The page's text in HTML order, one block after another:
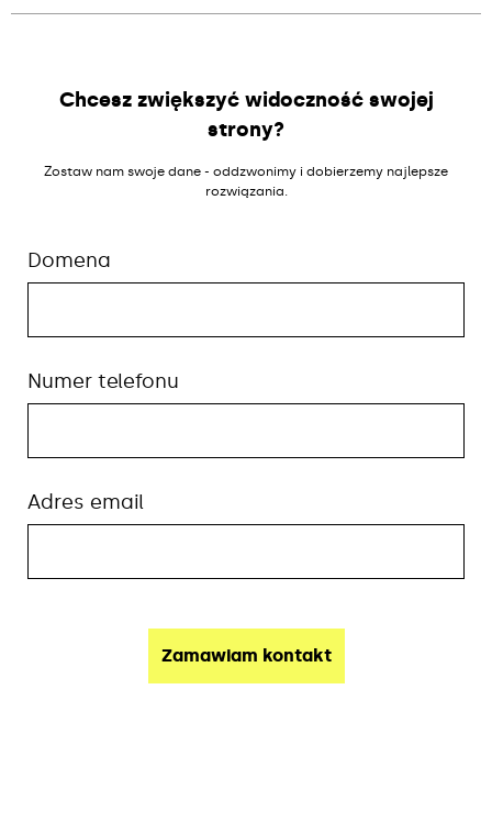
Chcesz zwiększyć widoczność swojej
strony?
Zostaw nam swoje dane - oddzwonimy i dobierzemy najlepsze
rozwiązania.
Domena
Numer telefonu
Adres email